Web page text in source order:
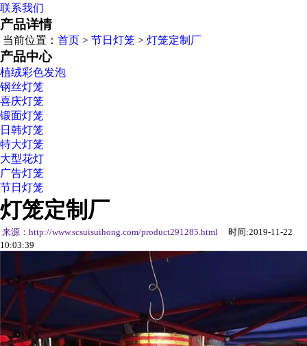
联系我们
产品详情
当前位置： 首页 > 节日灯笼 > 灯笼定制厂
产品中心
植绒彩色发泡
钢丝灯笼
喜庆灯笼
锻面灯笼
日韩灯笼
特大灯笼
大型花灯
广告灯笼
节日灯笼
灯笼定制厂
来源：http://www.scsuisuihong.com/product291285.html
时间:2019-11-22
10:03:39